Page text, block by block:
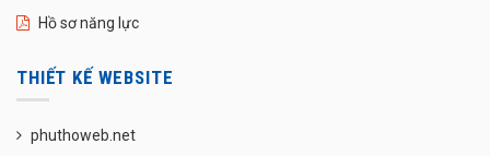
Hồ sơ năng lực
THIẾT KẾ WEBSITE
phuthoweb.net